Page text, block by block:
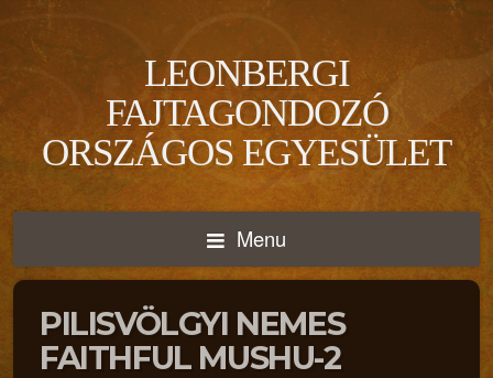
LEONBERGI
FAJTAGONDOZÓ
ORSZÁGOS EGYESÜLET
Menu
PILISVÖLGYI NEMES
FAITHFUL MUSHU-2